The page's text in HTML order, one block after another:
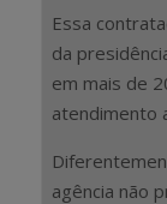
Essa
da
em mais de
atendimento
agência não